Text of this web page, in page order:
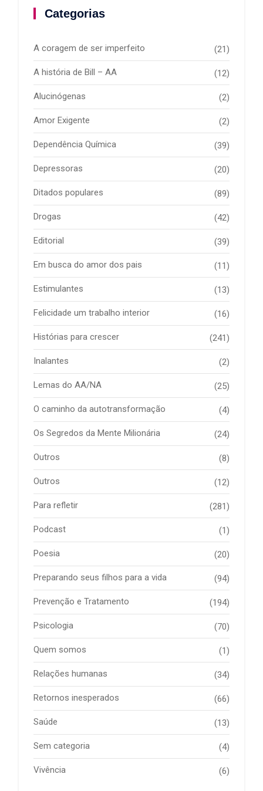
Categorias
A coragem de ser imperfeito (21)
A história de Bill – AA (12)
Alucinógenas (2)
Amor Exigente (2)
Dependência Química (39)
Depressoras (20)
Ditados populares (89)
Drogas (42)
Editorial (39)
Em busca do amor dos pais (11)
Estimulantes (13)
Felicidade um trabalho interior (16)
Histórias para crescer (241)
Inalantes (2)
Lemas do AA/NA (25)
O caminho da autotransformação (4)
Os Segredos da Mente Milionária (24)
Outros (8)
Outros (12)
Para refletir (281)
Podcast (1)
Poesia (20)
Preparando seus filhos para a vida (94)
Prevenção e Tratamento (194)
Psicologia (70)
Quem somos (1)
Relações humanas (34)
Retornos inesperados (66)
Saúde (13)
Sem categoria (4)
Vivência (6)